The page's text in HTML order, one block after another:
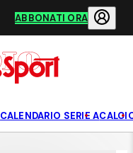
ABBONATI ORA
CALENDARIO SERIE A